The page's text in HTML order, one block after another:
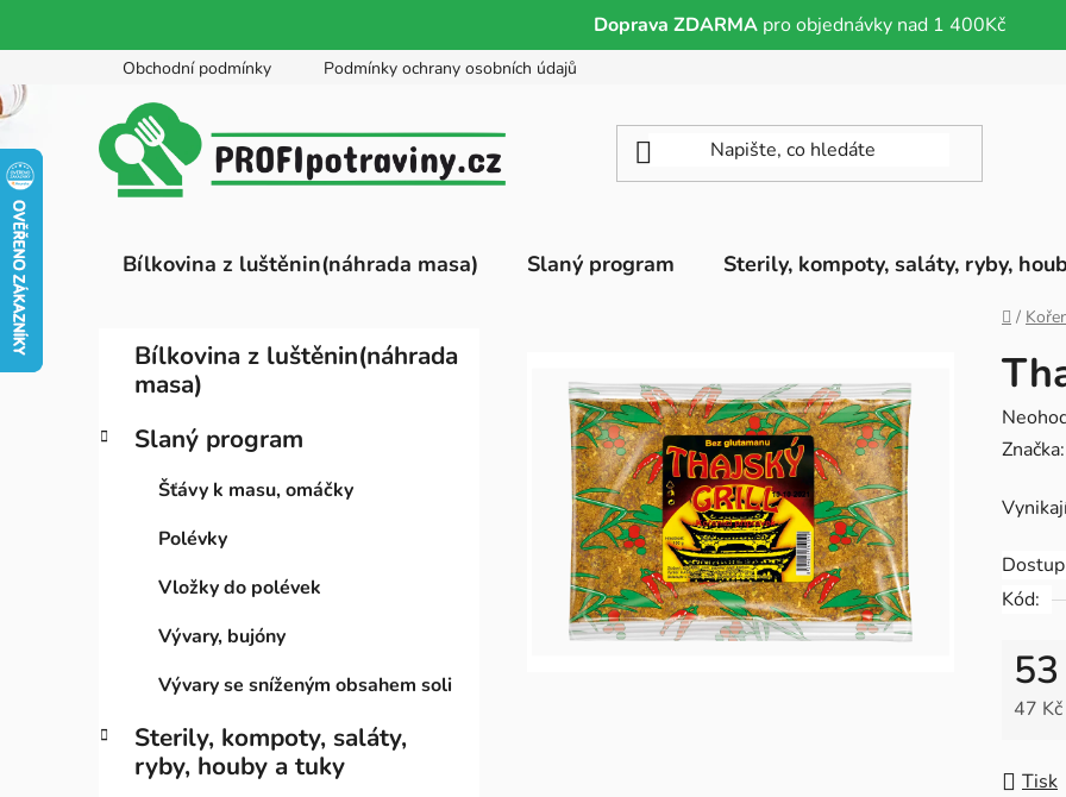
Doprava ZDARMA pro objednávky nad 1 400Kč
na
obsah
Obchodní podmínky Podmínky ochrany osobních údajů
Bílkovina z luštěnin(náhrada masa) Slaný program Sterily, kompoty, saláty, ryby,
Domů
/
t
l
Přeskočit
kategorie
g
Bílkovina z luštěnin(náhrada
masa)
Slaný program
Šťávy k masu, omáčky
Polévky
Vložky do polévek
Vývary, bujóny
Vývary se sníženým obsahem soli
Sterily, kompoty, saláty,
ryby, houby a tuky
je
z
5
Kód:
47
Tisk